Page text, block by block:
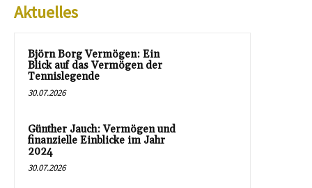
Aktuelles
Björn Borg Vermögen: Ein
Blick auf das Vermögen der
Tennislegende
30.07.2026
Günther Jauch: Vermögen und
finanzielle Einblicke im Jahr
2024
30.07.2026